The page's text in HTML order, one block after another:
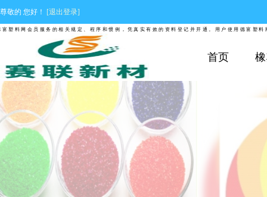
尊敬的 您好！ [退出登录]
员服务的相关规定、程序和惯例，凭真实有效的资料登记并开通。用户使用德富塑料网平
首页